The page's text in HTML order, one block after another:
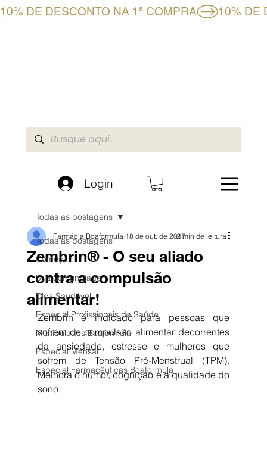
10% DE DESCONTO NA 1ª COMPRA
Login
Todas as postagens
Começar
Sua comunidade
Dica Saudável
Especial Profissionais da Saúde
Manipulados Boaformula
Especial Mensal
Especial Farmacêuticas Boaformula
Todas as postagens
Zembrin® - O seu aliado
contra a compulsão
alimentar!
Farmácia Boaformula 18 de out. de 20172 min de leitura
Zembrin é indicado para pessoas que
sofrem de compulsão alimentar decorrentes
da ansiedade, estresse e mulheres que
sofrem de Tensão Pré-Menstrual (TPM).
Melhora o humor, cognição e a qualidade do
sono.